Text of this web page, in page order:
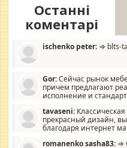
Останні
коментарі
ischenko peter: ⇒ blts-
Gor:Сейчас рынок
причем предлагают
исполнение и
дизайну, мало походит на
креативненько и что
без ненужных наворотов
tavaseni:
прекрасный дизайн,
благодаря интернет
romanenko sasha83: ⇒